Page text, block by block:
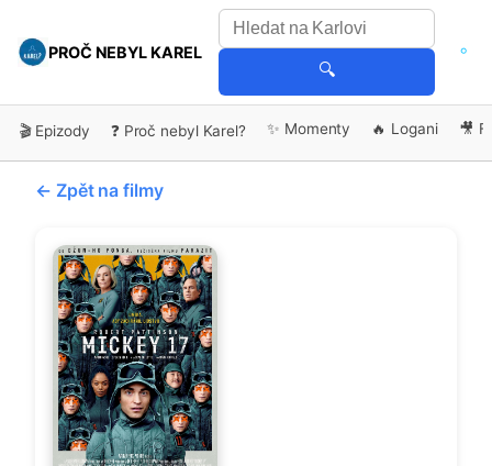
PROČ NEBYL KAREL
🔍
🎬 Epizody ❓ Proč nebyl Karel? ✨ Momenty 🔥 Logani 🎥
← Zpět na filmy